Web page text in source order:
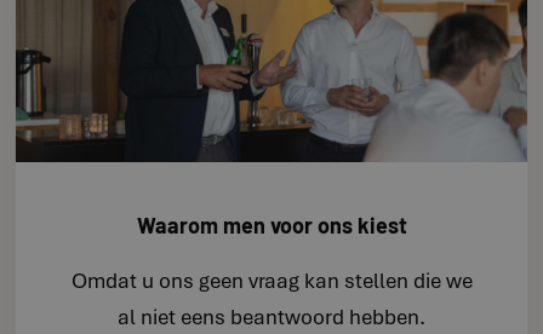
Waarom men voor ons kiest
Omdat u ons geen vraag kan stellen die we
al niet eens beantwoord hebben.